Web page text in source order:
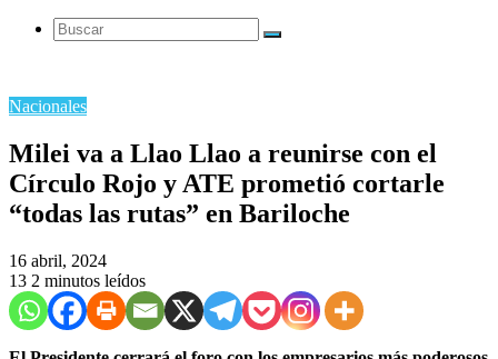
Buscar
Nacionales
Milei va a Llao Llao a reunirse con el
Círculo Rojo y ATE prometió cortarle
“todas las rutas” en Bariloche
16 abril, 2024
13 2 minutos leídos